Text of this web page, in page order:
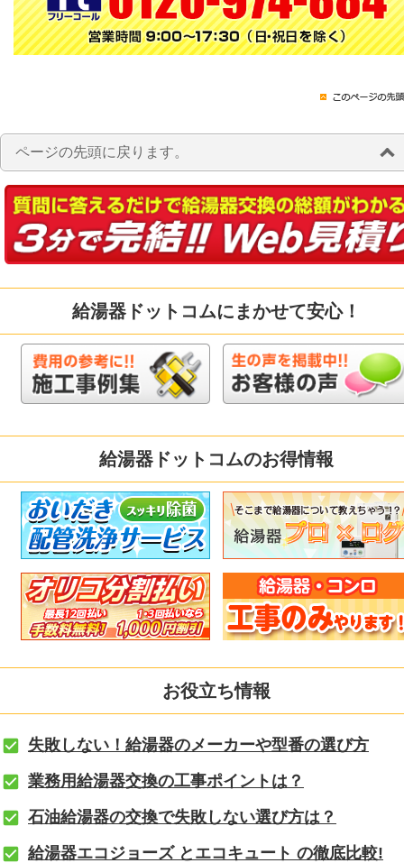
ページの先頭に戻ります。
給湯器ドットコムにまかせて安心！
給湯器ドットコムのお得情報
お役立ち情報
失敗しない！給湯器のメーカーや型番の選び方
業務用給湯器交換の工事ポイントは？
石油給湯器の交換で失敗しない選び方は？
給湯器エコジョーズ とエコキュート の徹底比較!